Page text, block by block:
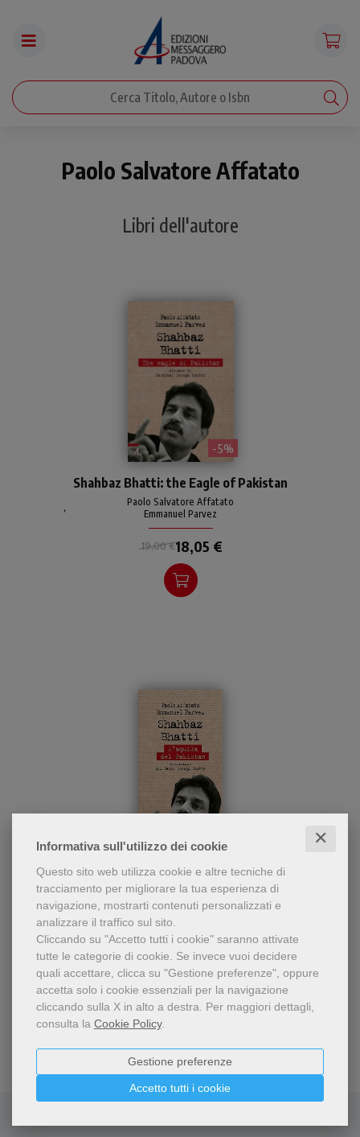
Informativa sull'utilizzo dei cookie ✕
Questo sito web utilizza cookie e altre tecniche di
tracciamento per migliorare la tua esperienza di
navigazione, mostrarti contenuti personalizzati e
analizzare il traffico sul sito.
Cliccando su "Accetto tutti i cookie" saranno attivate
tutte le categorie di cookie. Se invece vuoi decidere
quali accettare, clicca su "Gestione preferenze", oppure
accetta solo i cookie essenziali per la navigazione
cliccando sulla X in alto a destra. Per maggiori dettagli,
consulta la Cookie Policy.
Accetto tutti i cookie
Gestione preferenze
Paolo Salvatore Affatato
Libri dell'autore
- 5%
Bhatti (1968-2011), lawyer,
promoter of human rights,
Federal Minister for
for the reform of the
blasphemy law in Pakistan.
Shahbaz Bhatti: the Eagle of Pakistan
Paolo Salvatore Affatato
,
Emmanuel Parvez
19,00 €18,05 €
realizzata grazie a un
paziente lavoro di ricerca
sul campo e di ricostruzione
dei passaggi e delle
persone-chiave della vita
del ministro pakistano
ucciso dai terroristi.
Shahbaz Bhatti
Paolo Salvatore Affatato
,
Emmanuel Parvez
16,00 € 15,20 €